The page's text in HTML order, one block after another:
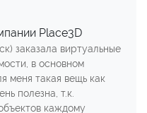
Place3D
заказала виртуальные
в основном
меня такая вещь как
полезна, т.к.
каждому